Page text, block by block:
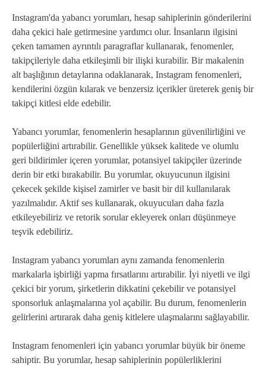
Instagram'da yabancı yorumları, hesap sahiplerinin gönderilerini
daha çekici hale getirmesine yardımcı olur. İnsanların ilgisini
çeken tamamen ayrıntılı paragraflar kullanarak, fenomenler,
takipçileriyle daha etkileşimli bir ilişki kurabilir. Bir makalenin
alt başlığının detaylarına odaklanarak, Instagram fenomenleri,
kendilerini özgün kılarak ve benzersiz içerikler üreterek geniş bir
takipçi kitlesi elde edebilir.
Yabancı yorumlar, fenomenlerin hesaplarının güvenilirliğini ve
popülerliğini artırabilir. Genellikle yüksek kalitede ve olumlu
geri bildirimler içeren yorumlar, potansiyel takipçiler üzerinde
derin bir etki bırakabilir. Bu yorumlar, okuyucunun ilgisini
çekecek şekilde kişisel zamirler ve basit bir dil kullanılarak
yazılmalıdır. Aktif ses kullanarak, okuyucuları daha fazla
etkileyebiliriz ve retorik sorular ekleyerek onları düşünmeye
teşvik edebiliriz.
Instagram yabancı yorumları aynı zamanda fenomenlerin
markalarla işbirliği yapma fırsatlarını artırabilir. İyi niyetli ve ilgi
çekici bir yorum, şirketlerin dikkatini çekebilir ve potansiyel
sponsorluk anlaşmalarına yol açabilir. Bu durum, fenomenlerin
gelirlerini artırarak daha geniş kitlelere ulaşmalarını sağlayabilir.
Instagram fenomenleri için yabancı yorumlar büyük bir öneme
sahiptir. Bu yorumlar, hesap sahiplerinin popülerliklerini